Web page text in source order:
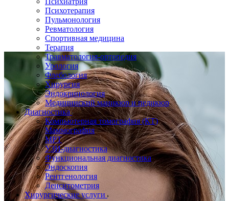
Психотерапия
Пульмонология
Ревматология
Спортивная медицина
Терапия
Травматология-ортопедия
Урология
Флебология
Хирургия
Эндокринология
Медицинский маникюр и педикюр
Диагностика
Компьютерная томография (КТ)
Маммография
МРТ
УЗИ-диагностика
Функциональная диагностика
Эндоскопия
Рентгенология
Денситометрия
Хирургические услуги